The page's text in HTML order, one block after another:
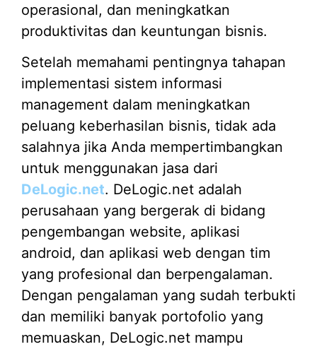
operasional, dan meningkatkan
produktivitas dan keuntungan bisnis.
Setelah memahami pentingnya tahapan
implementasi sistem informasi
management dalam meningkatkan
peluang keberhasilan bisnis, tidak ada
salahnya jika Anda mempertimbangkan
untuk menggunakan jasa dari
DeLogic.net. DeLogic.net adalah
perusahaan yang bergerak di bidang
pengembangan website, aplikasi
android, dan aplikasi web dengan tim
yang profesional dan berpengalaman.
Dengan pengalaman yang sudah terbukti
dan memiliki banyak portofolio yang
memuaskan, DeLogic.net mampu